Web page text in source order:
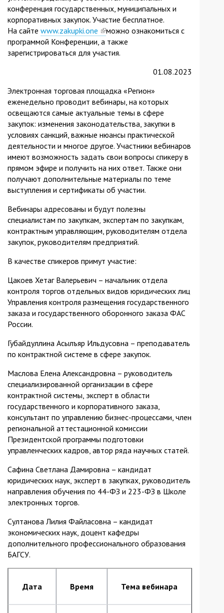
конференция государственных, муниципальных и
корпоративных закупок. Участие бесплатное.
На сайте www.zakupki.one (link
is
external)
можно ознакомиться с
программой Конференции, а также
зарегистрироваться для участия.
01.08.2023
Электронная торговая площадка «Регион»
еженедельно проводит вебинары, на которых
освещаются самые актуальные темы в сфере
закупок: изменения законодательства, закупки в
условиях санкций, важные нюансы практической
деятельности и многое другое. Участники вебинаров
имеют возможность задать свои вопросы спикеру в
прямом эфире и получить на них ответ. Также они
получают дополнительные материалы по теме
выступления и сертификаты об участии.
Вебинары адресованы и будут полезны
специалистам по закупкам, экспертам по закупкам,
контрактным управляющим, руководителям отдела
закупок, руководителям предприятий.
В качестве спикеров примут участие:
Цакоев Хетаг Валерьевич – начальник отдела
контроля торгов отдельных видов юридических лиц
Управления контроля размещения государственного
заказа и государственного оборонного заказа ФАС
России.
Губайдуллина Асылъяр Ильдусовна – преподаватель
по контрактной системе в сфере закупок.
Маслова Елена Александровна – руководитель
специализированной организации в сфере
контрактной системы, эксперт в области
государственного и корпоративного заказа,
консультант по управлению бизнес-процессами, член
региональной аттестационной комиссии
Президентской программы подготовки
управленческих кадров, автор ряда научных статей.
Сафина Светлана Дамировна – кандидат
юридических наук, эксперт в закупках, руководитель
направления обучения по 44-ФЗ и 223-ФЗ в Школе
электронных торгов.
Султанова Лилия Файласовна – кандидат
экономических наук, доцент кафедры
дополнительного профессионального образования
БАГСУ.
Дата Время Тема вебинара